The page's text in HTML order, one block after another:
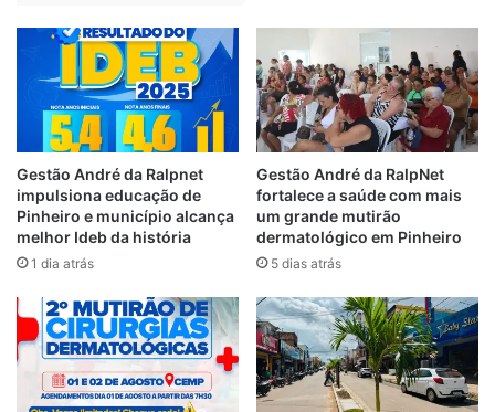
O senador Weverton lidera com 26,9% das
intenções de voto. Em segundo, está o
vice-governador Carlos Brandão com 15,6%,
e muito próximo está o ex-prefeito Edvaldo
Holanda Júnior, que tem 13,1%. Também
está neste pelotão o senador Roberto
Rocha com 12,4%. O prefeito Lahésio
Bonfim alcança 9,8%, o deputado federal
Josimar de Maranhãozinho aparece com
5,3% e o secretário Simplício Araújo tem
2,9%. Brancos e Nulos e Brancos somaram
5,3% e 8,6% não souberam ou não
Gestão André da Ralpnet
impulsiona educação de
Pinheiro e município alcança
melhor Ideb da história
1 dia atrás
Gestão André da RalpNet
fortalece a saúde com mais
um grande mutirão
dermatológico em Pinheiro
5 dias atrás